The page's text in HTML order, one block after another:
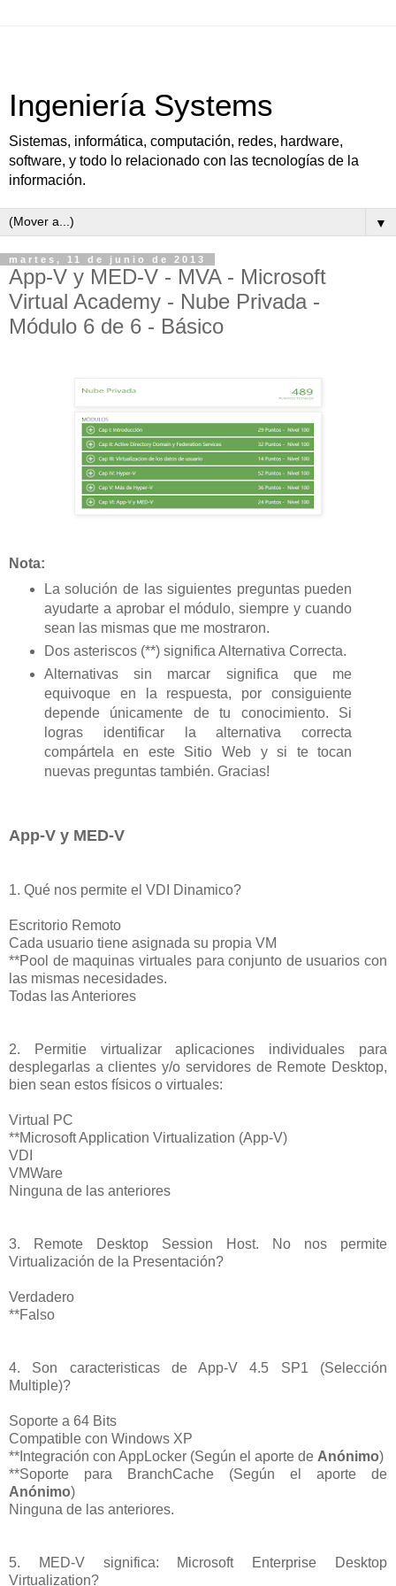
Ingeniería Systems
Sistemas, informática, computación, redes, hardware,
software, y todo lo relacionado con las tecnologías de la
información.
▼
martes, 11 de junio de 2013
App-V y MED-V - MVA - Microsoft
Virtual Academy - Nube Privada -
Módulo 6 de 6 - Básico
Nota:
La solución de las siguientes preguntas pueden
ayudarte a aprobar el módulo, siempre y cuando
sean las mismas que me mostraron.
Dos asteriscos (**) significa Alternativa Correcta.
Alternativas sin marcar significa que me
equivoque en la respuesta, por consiguiente
depende únicamente de tu conocimiento. Si
logras identificar la alternativa correcta
compártela en este Sitio Web y si te tocan
nuevas preguntas también. Gracias!
App-V y MED-V
1. Qué nos permite el VDI Dinamico?
Escritorio Remoto
Cada usuario tiene asignada su propia VM
**Pool de maquinas virtuales para conjunto de usuarios con
las mismas necesidades.
Todas las Anteriores
2. Permitie virtualizar aplicaciones individuales para
desplegarlas a clientes y/o servidores de Remote Desktop,
bien sean estos físicos o virtuales:
Virtual PC
**Microsoft Application Virtualization (App-V)
VDI
VMWare
Ninguna de las anteriores
3. Remote Desktop Session Host. No nos permite
Virtualización de la Presentación?
Verdadero
**Falso
4. Son caracteristicas de App-V 4.5 SP1 (Selección
Multiple)?
Soporte a 64 Bits
Compatible con Windows XP
**Integración con AppLocker (Según el aporte de Anónimo)
**Soporte para BranchCache (Según el aporte de
Anónimo)
Ninguna de las anteriores.
5. MED-V significa: Microsoft Enterprise Desktop
Virtualization?